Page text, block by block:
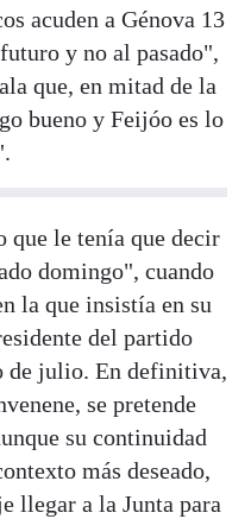
acuden a Génova 13
y no al pasado",
que, en mitad de la
bueno y Feijóo es lo
que le tenía que decir
domingo", cuando
la que insistía en su
del partido
de julio. En definitiva,
se pretende
su continuidad
más deseado,
llegar a la Junta para